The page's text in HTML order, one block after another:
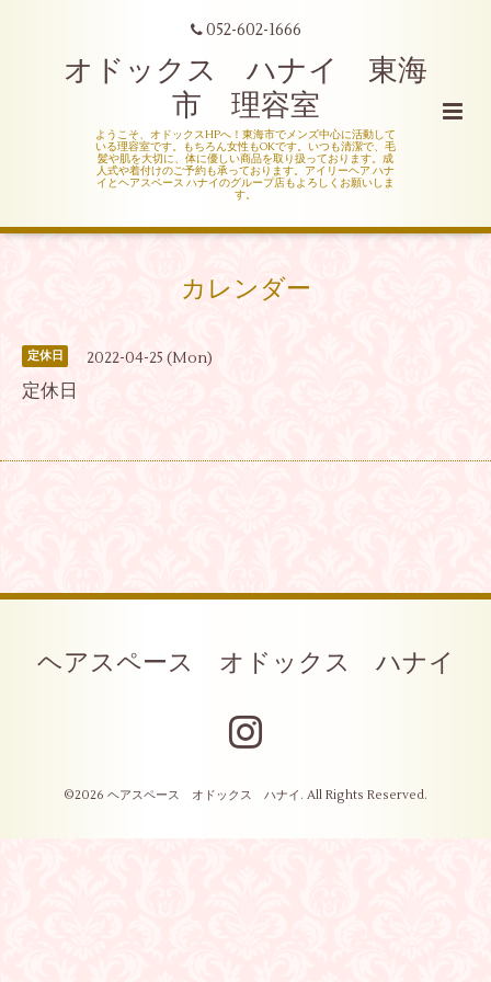
052-602-1666
オドックス ハナイ 東海
市 理容室
ようこそ、オドックスHPへ！東海市でメンズ中心に活動して
いる理容室です。もちろん女性もOKです。いつも清潔で、毛
髪や肌を大切に、体に優しい商品を取り扱っております。成
人式や着付けのご予約も承っております。アイリーヘア ハナ
イとヘアスペース ハナイのグループ店もよろしくお願いしま
す。
カレンダー
定休日 2022-04-25 (Mon)
定休日
ヘアスペース オドックス ハナイ
©2026 ヘアスペース オドックス ハナイ . All Rights Reserved.